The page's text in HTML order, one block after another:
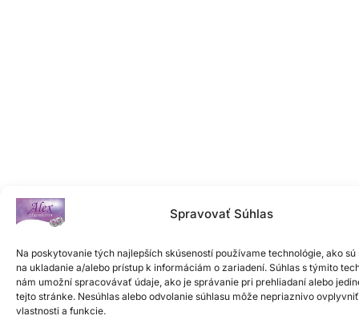
Spravovať Súhlas
Na poskytovanie tých najlepších skúseností používame technológie, ako
na ukladanie a/alebo prístup k informáciám o zariadení. Súhlas s týmito
nám umožní spracovávať údaje, ako je správanie pri prehliadaní alebo
tejto stránke. Nesúhlas alebo odvolanie súhlasu môže nepriaznivo
vlastnosti a funkcie.